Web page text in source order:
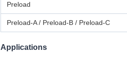
Preload
Preload-A / Preload-B / Preload-C
Applications